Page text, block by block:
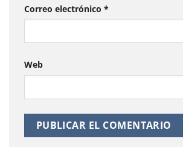
Correo electrónico *
Web